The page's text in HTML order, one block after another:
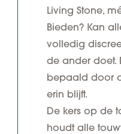
Living Stone,
Bieden? Kan
volledig
de ander doet.
bepaald door
erin blijft.
De kers op de
houdt alle